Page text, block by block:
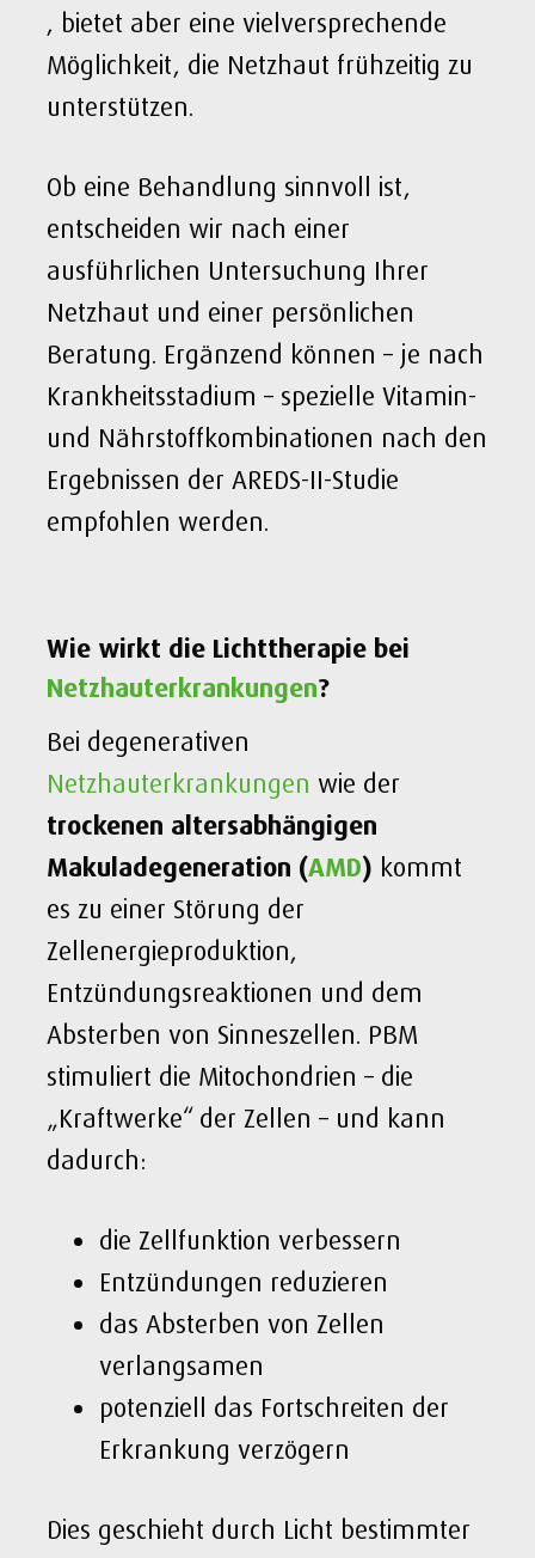
, bietet aber eine vielversprechende
Möglichkeit, die Netzhaut frühzeitig zu
unterstützen.
Ob eine Behandlung sinnvoll ist,
entscheiden wir nach einer
ausführlichen Untersuchung Ihrer
Netzhaut und einer persönlichen
Beratung. Ergänzend können – je nach
Krankheitsstadium – spezielle Vitamin-
und Nährstoffkombinationen nach den
Ergebnissen der AREDS-II-Studie
empfohlen werden.
Wie wirkt die Lichttherapie bei
Netzhauterkrankungen?
Bei degenerativen
Netzhauterkrankungen wie der
trockenen altersabhängigen
Makuladegeneration (AMD) kommt
es zu einer Störung der
Zellenergieproduktion,
Entzündungsreaktionen und dem
Absterben von Sinneszellen. PBM
stimuliert die Mitochondrien – die
„Kraftwerke“ der Zellen – und kann
dadurch:
die Zellfunktion verbessern
Entzündungen reduzieren
das Absterben von Zellen
verlangsamen
potenziell das Fortschreiten der
Erkrankung verzögern
Dies geschieht durch Licht bestimmter